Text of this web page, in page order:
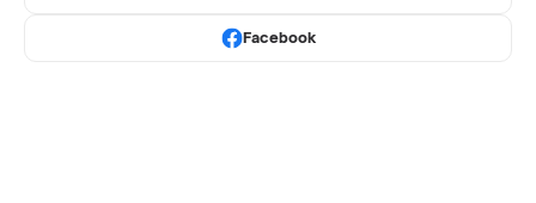
Facebook